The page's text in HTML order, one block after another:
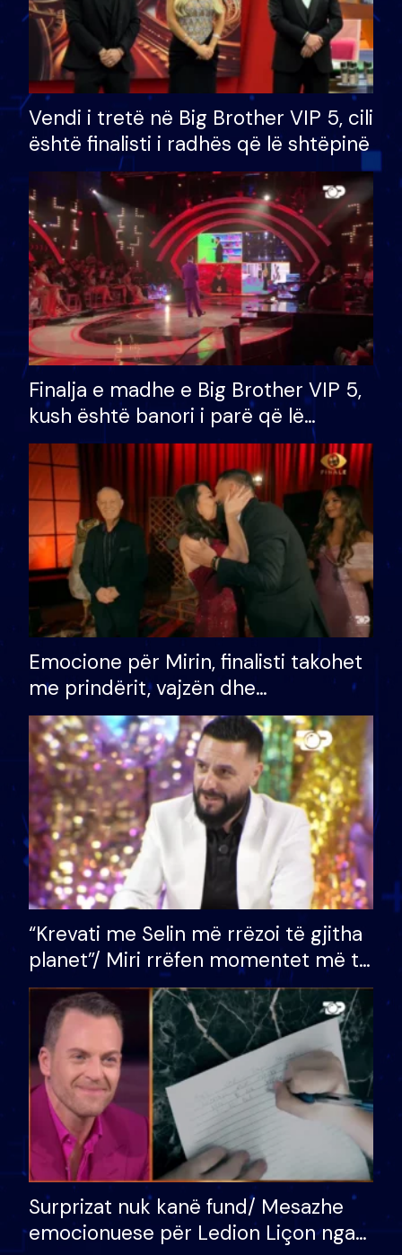
Vendi i tretë në Big Brother VIP 5, cili
është finalisti i radhës që lë shtëpinë
Finalja e madhe e Big Brother VIP 5,
kush është banori i parë që lë
shtëpinë dhe humb mundësinë për
të fituar çmimin e madh
Emocione për Mirin, finalisti takohet
me prindërit, vajzën dhe
bashkëshorten: S’kemi ndonjë letër
divorci apo jo?
“Krevati me Selin më rrëzoi të gjitha
planet”/ Miri rrëfen momentet më të
bukura në shtëpinë e BB VIP: Do më
mungojë zilja e mëngjesit kur…
Surprizat nuk kanë fund/ Mesazhe
emocionuese për Ledion Liçon nga